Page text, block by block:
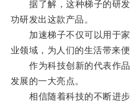
据了解，这种梯子的研发
功研发出这款产品。
加速梯子不仅可以用于家
业领域，为人们的生活带来便
作为科技创新的代表作品
发展的一大亮点。
相信随着科技的不断进步